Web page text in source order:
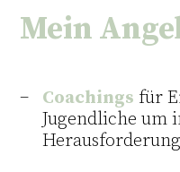
Mein
Coachings für
Jugendliche um